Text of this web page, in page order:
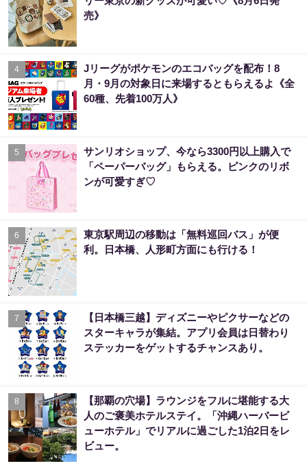
売》
4
Jリーグがポケモンのエコバッグを配布！8
月・9月の対象日に来場するともらえるよ《全
60種、先着100万人》
5
サンリオショップ、今なら3300円以上購入で
「ペーパーバッグ」もらえる。ピンクのリボ
ンが可愛すぎ♡
6
東京駅周辺の移動は「無料巡回バス」が便
利。日本橋、人形町方面にも行ける！
7
【日本橋三越】ディズニーやピクサーなどの
スターキャラが集結。アプリ会員は日替わり
ステッカーをゲットするチャンスあり。
8
【那覇の穴場】ラウンジをフルに堪能する大
人のご褒美ホテルステイ。「沖縄ハーバービ
ューホテル」でリアルに過ごした1泊2日をレ
ビュー。